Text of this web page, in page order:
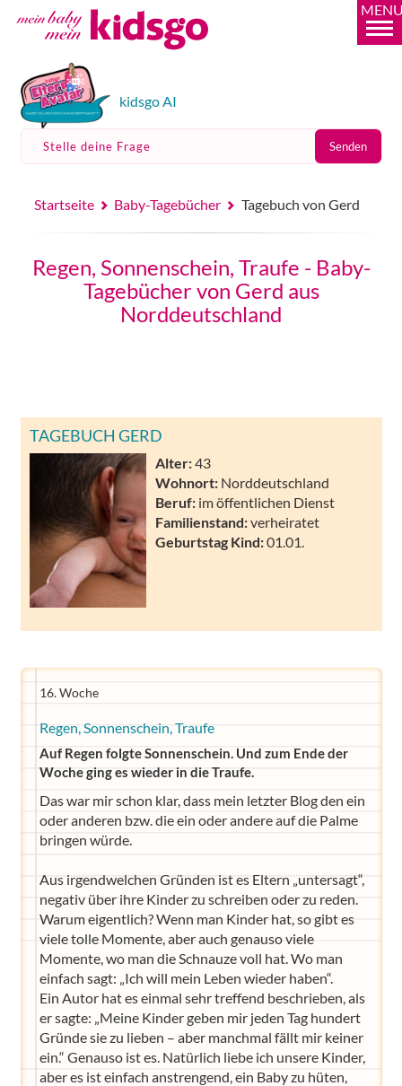
kidsgo AI
Stelle deine Frage Senden
Startseite Baby-Tagebücher Tagebuch von Gerd
Regen, Sonnenschein, Traufe - Baby-
Tagebücher von Gerd aus
Norddeutschland
TAGEBUCH GERD
Alter:43
Wohnort: Norddeutschland
Beruf: im öffentlichen Dienst
Familienstand:verheiratet
Geburtstag Kind:01.01.
16. Woche
Regen, Sonnenschein, Traufe
Auf Regen folgte Sonnenschein. Und zum Ende der
Woche ging es wieder in die Traufe.
Das war mir schon klar, dass mein letzter Blog den ein
oder anderen bzw. die ein oder andere auf die Palme
bringen würde.
Aus irgendwelchen Gründen ist es Eltern „untersagt“,
negativ über ihre Kinder zu schreiben oder zu reden.
Warum eigentlich? Wenn man Kinder hat, so gibt es
viele tolle Momente, aber auch genauso viele
Momente, wo man die Schnauze voll hat. Wo man
einfach sagt: „Ich will mein Leben wieder haben“.
Ein Autor hat es einmal sehr treffend beschrieben, als
er sagte: „Meine Kinder geben mir jeden Tag hundert
Gründe sie zu lieben – aber manchmal fällt mir keiner
ein.“ Genauso ist es. Natürlich liebe ich unsere Kinder,
aber es ist einfach anstrengend, ein Baby zu hüten,